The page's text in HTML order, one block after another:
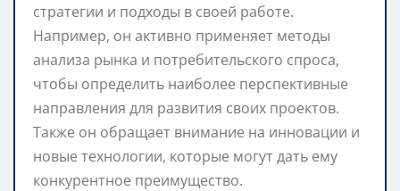
стратегии и подходы в своей работе.
Например, он активно применяет методы
анализа рынка и потребительского спроса,
чтобы определить наиболее перспективные
направления для развития своих проектов.
Также он обращает внимание на инновации и
новые технологии, которые могут дать ему
конкурентное преимущество.